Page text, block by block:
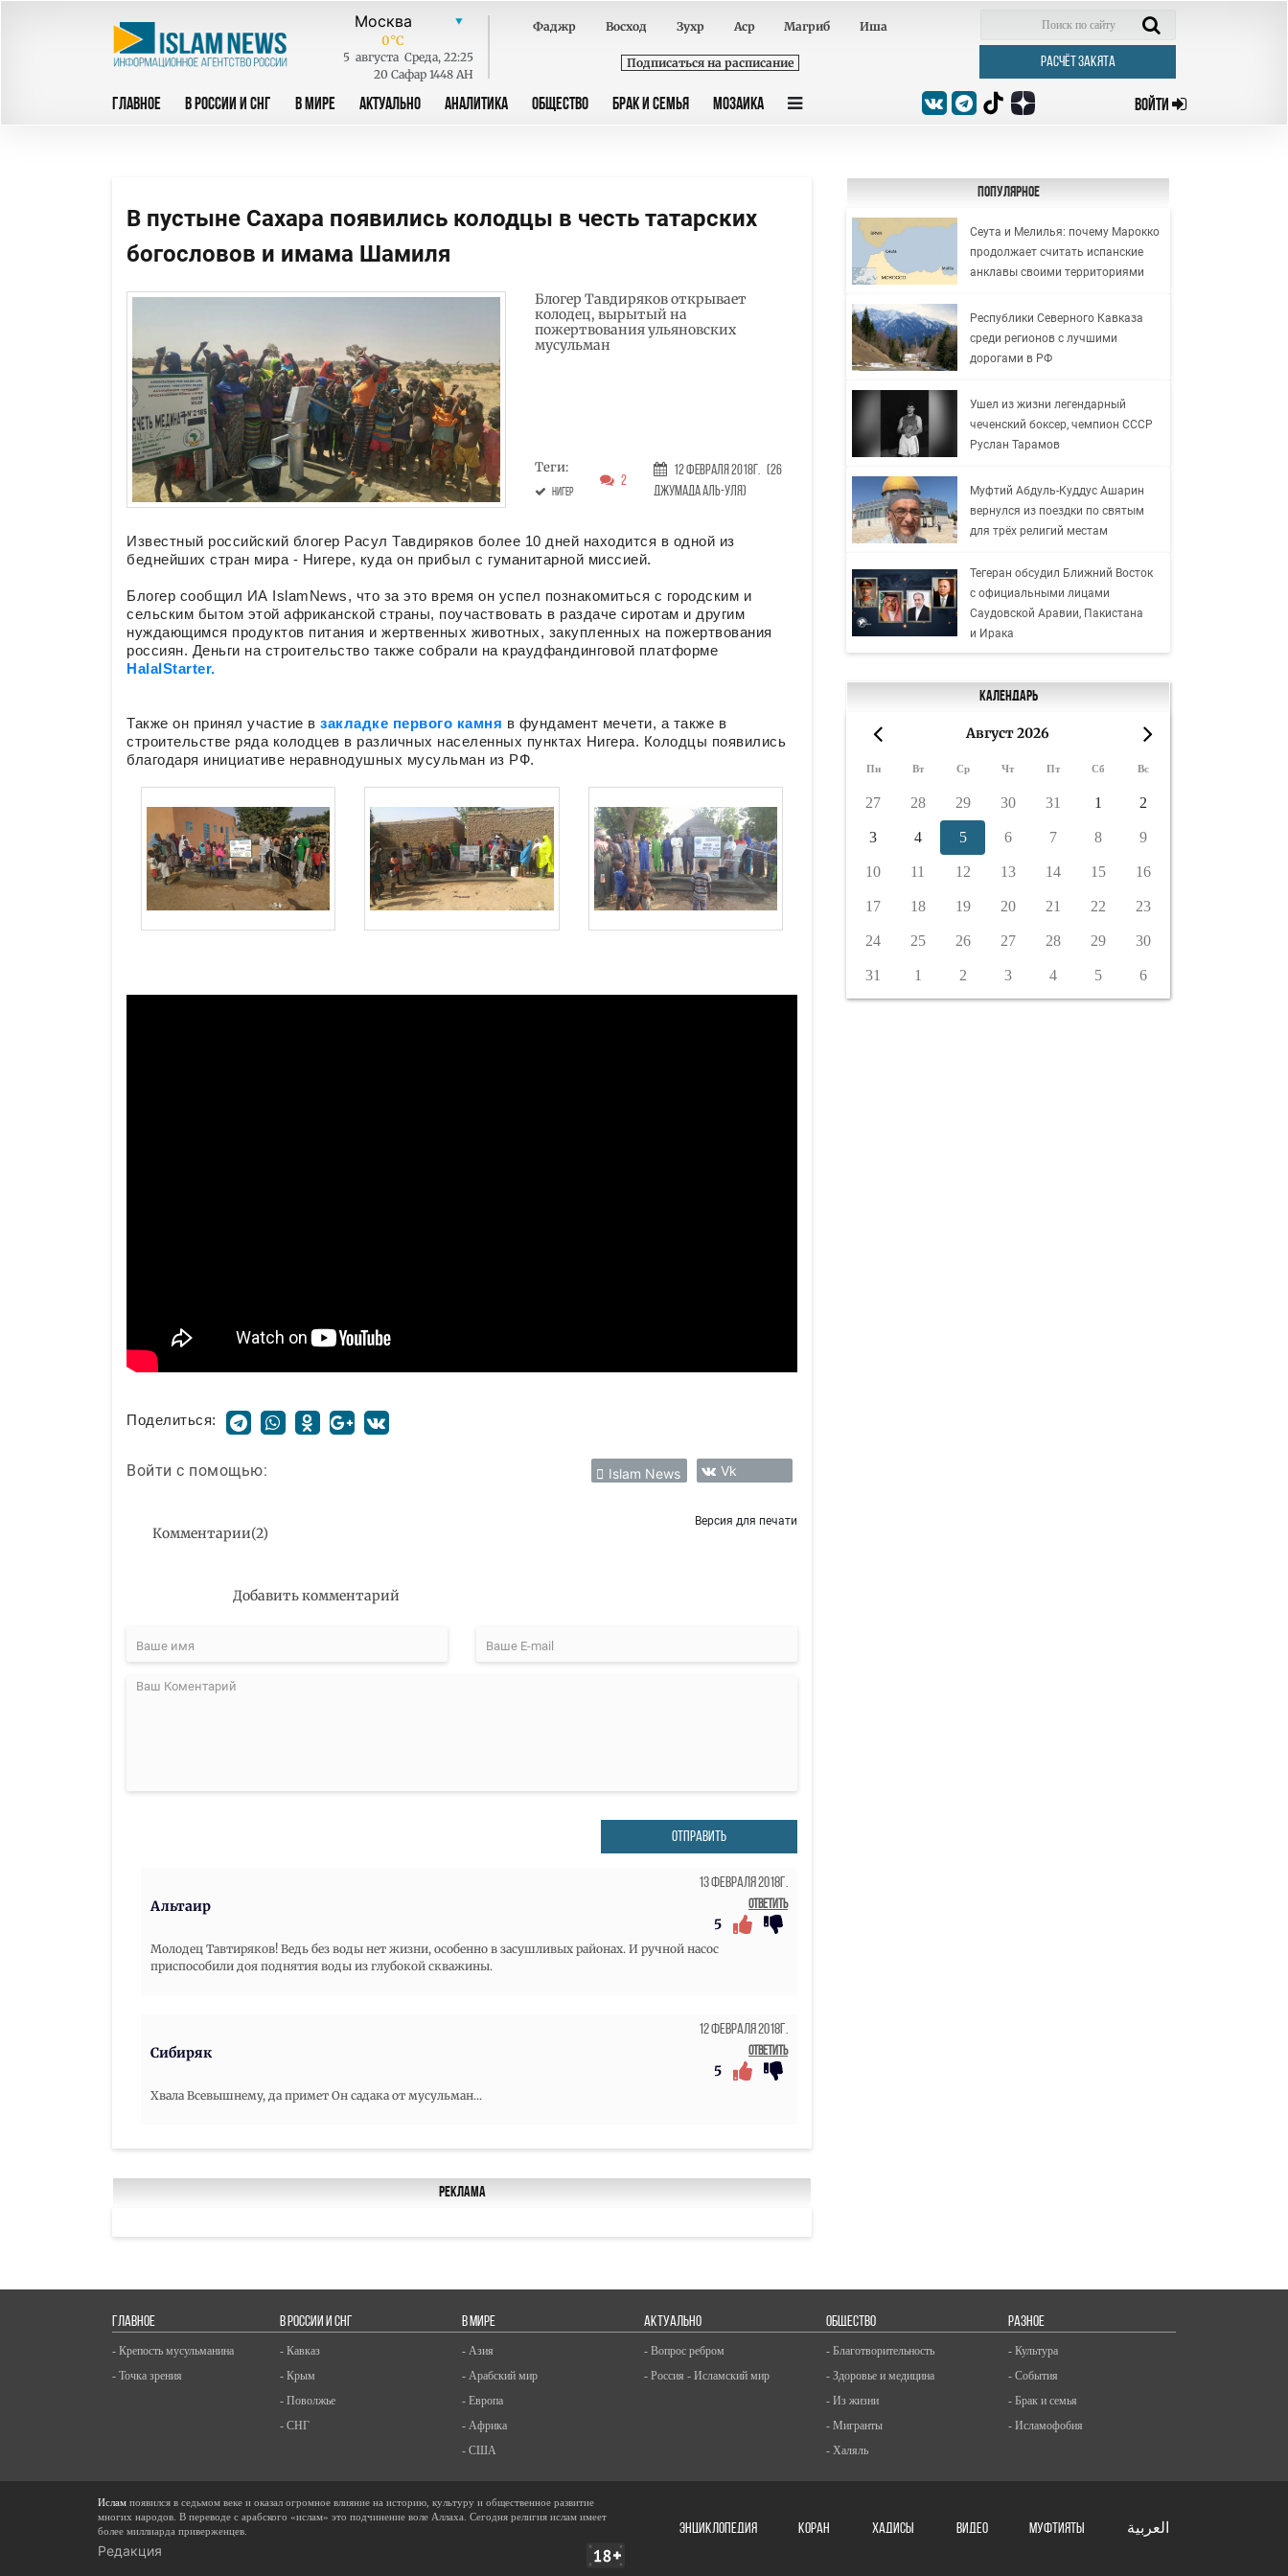
0°C
5 августа Среда, 22:25
20 Сафар 1448 AH
Фаджр Восход Зухр Аср Магриб Иша
Подписаться на расписание РАСЧЁТ ЗАКЯТА
ГЛАВНОЕ В РОССИИ И СНГ В МИРЕ АКТУАЛЬНО АНАЛИТИКА ОБЩЕСТВО БРАК И СЕМЬЯ МОЗАИКА ВОЙТИ
В пустыне Сахара появились колодцы в честь татарских
богословов и имама Шамиля
Блогер Тавдиряков открывает
колодец, вырытый на
пожертвования ульяновских
мусульман
Теги:
Нигер
2
12 Февраля 2018г. (26
Джумада аль-уля)
Известный российский блогер Расул Тавдиряков более 10 дней находится в одной из
беднейших стран мира - Нигере, куда он прибыл с гуманитарной миссией.
Блогер сообщил ИА IslamNews, что за это время он успел познакомиться с городским и
сельским бытом этой африканской страны, поучаствовать в раздаче сиротам и другим
нуждающимся продуктов питания и жертвенных животных, закупленных на пожертвования
россиян. Деньги на строительство также собрали на краудфандинговой платформе
HalalStarter.
Также он принял участие в закладке первого камня в фундамент мечети, а также в
строительстве ряда колодцев в различных населенных пунктах Нигера. Колодцы появились
благодаря инициативе неравнодушных мусульман из РФ.
Поделиться:
Войти с помощью: Islam News Vk
Комментарии(2)
Версия для печати
Добавить комментарий
ОТПРАВИТЬ
Альтаир
13 Февраля 2018г.
Ответить
5
Молодец Тавтиряков! Ведь без воды нет жизни, особенно в засушливых районах. И ручной насос
приспособили доя поднятия воды из глубокой скважины.
Сибиряк
12 Февраля 2018г.
Ответить
5
Хвала Всевышнему, да примет Он садака от мусульман...
Реклама
Популярное
Сеута и Мелилья: почему Марокко
продолжает считать испанские
анклавы своими территориями
Республики Северного Кавказа
среди регионов с лучшими
дорогами в РФ
Ушел из жизни легендарный
чеченский боксер, чемпион СССР
Руслан Тарамов
Муфтий Абдуль-Куддус Ашарин
вернулся из поездки по святым
для трёх религий местам
Тегеран обсудил Ближний Восток
с официальными лицами
Саудовской Аравии, Пакистана
и Ирака
Календарь
Август 2026
Пн Вт Ср Чт Пт Сб Вс
27 28 29 30 31 1 2
3 4 5 6 7 8 9
10 11 12 13 14 15 16
17 18 19 20 21 22 23
24 25 26 27 28 29 30
31 1 2 3 4 5 6
ГЛАВНОЕ
- Крепость мусульманина
- Точка зрения
В РОССИИ И СНГ
- Кавказ
- Крым
- Поволжье
- СНГ
В МИРЕ
- Азия
- Арабский мир
- Европа
- Африка
- США
АКТУАЛЬНО
- Вопрос ребром
- Россия - Исламский мир
ОБЩЕСТВО
- Благотворительность
- Здоровье и медицина
- Из жизни
- Мигранты
- Халяль
РАЗНОЕ
- Культура
- События
- Брак и семья
- Исламофобия
Ислам появился в седьмом веке и оказал огромное влияние на историю, культуру и общественное развитие
многих народов. В переводе с арабского «ислам» это подчинение воле Аллаха. Сегодня религия ислам имеет
более миллиарда приверженцев.
Редакция
ЭНЦИКЛОПЕДИЯ КОРАН ХАДИСЫ ВИДЕО Муфтияты العربية